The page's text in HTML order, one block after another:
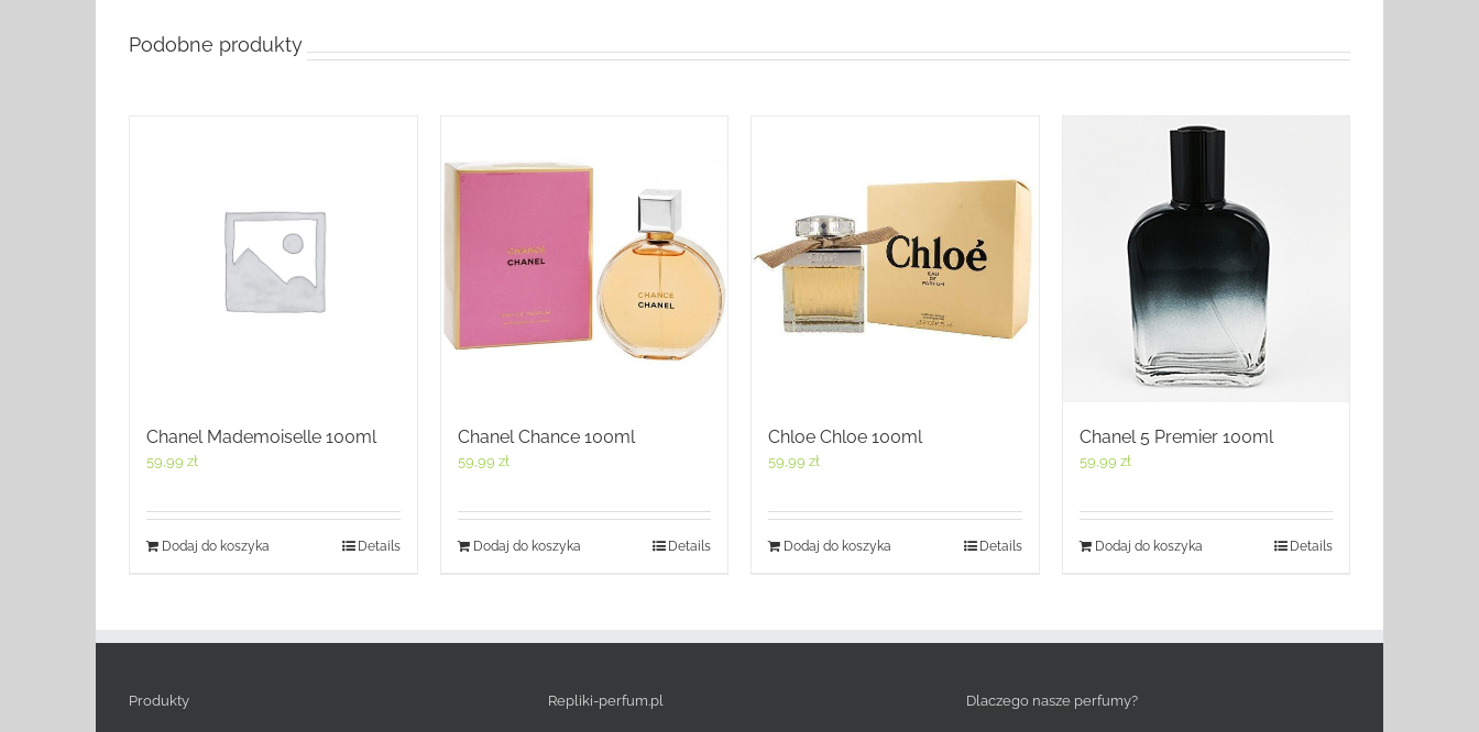
Podobne produkty
Chanel Mademoiselle 100ml
59,99 zł
Dodaj do koszyka Details
Chanel Chance 100ml
59,99 zł
Dodaj do koszyka Details
Chloe Chloe 100ml
59,99 zł
Dodaj do koszyka Details
Chanel 5 Premier 100ml
59,99 zł
Dodaj do koszyka Details
Produkty Repliki-perfum.pl Dlaczego nasze perfumy?